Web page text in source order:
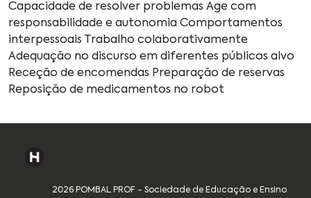
Capacidade de resolver problemas Age com
responsabilidade e autonomia Comportamentos
interpessoais Trabalho colaborativamente
Adequação no discurso em diferentes públicos alvo
Receção de encomendas Preparação de reservas
Reposição de medicamentos no robot
2026 POMBAL PROF - Sociedade de Educação e Ensino